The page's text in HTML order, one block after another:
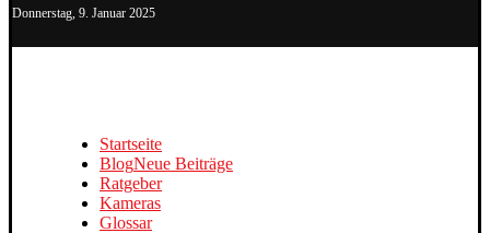
Donnerstag, 9. Januar 2025
Startseite
BlogNeue Beiträge
Ratgeber
Kameras
Glossar